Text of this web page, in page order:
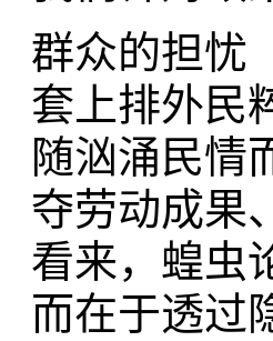
群众的担忧
套上排外民
随汹涌民情
夺劳动成果
看来，蝗虫
而在于透过